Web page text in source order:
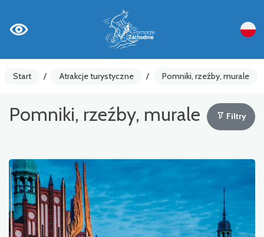
Start / Atrakcje turystyczne / Pomniki, rzeźby, murale
Pomniki, rzeźby, murale Filtry
Liczniki rowerowe
Ostrzeżenia
Atrakcja turystyczna